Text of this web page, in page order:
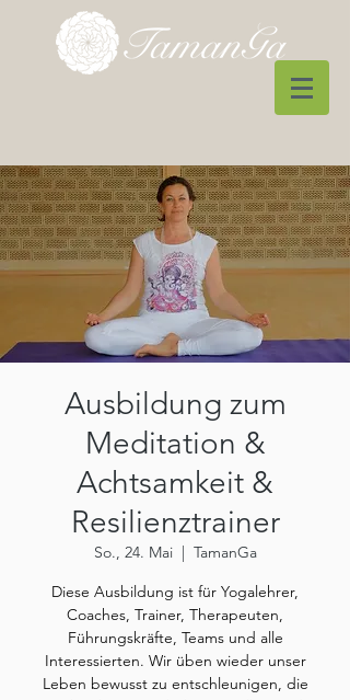
Ausbildung zum
Meditation &
Achtsamkeit &
Resilienztrainer
So., 24. Mai
  |
TamanGa
Diese Ausbildung ist für Yogalehrer,
Coaches, Trainer, Therapeuten,
Führungskräfte, Teams und alle
Interessierten. Wir üben wieder unser
Leben bewusst zu entschleunigen, die